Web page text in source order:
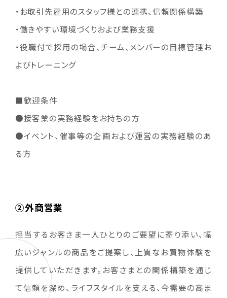
・お取引先雇用のスタッフ様との連携、信頼関係構築
・働きやすい環境づくりおよび業務支援
・役職付で採用の場合、チーム、メンバーの目標管理お
よびトレーニング
■歓迎条件
●接客業の実務経験をお持ちの方
●イベント、催事等の企画および運営の実務経験のあ
る方
②外商営業
担当するお客さま一人ひとりのご要望に寄り添い、幅
広いジャンルの商品をご提案し、上質なお買物体験を
提供していただきます。お客さまとの関係構築を通じ
て信頼を深め、ライフスタイルを支える、今需要の高ま